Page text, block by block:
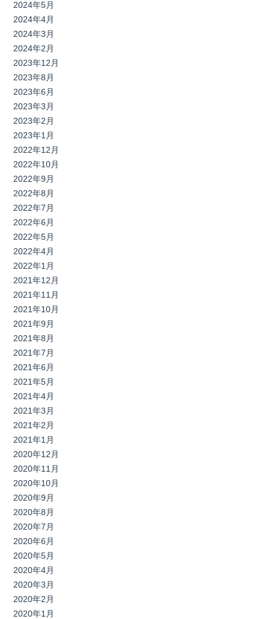
2024年5月
2024年4月
2024年3月
2024年2月
2023年12月
2023年8月
2023年6月
2023年3月
2023年2月
2023年1月
2022年12月
2022年10月
2022年9月
2022年8月
2022年7月
2022年6月
2022年5月
2022年4月
2022年1月
2021年12月
2021年11月
2021年10月
2021年9月
2021年8月
2021年7月
2021年6月
2021年5月
2021年4月
2021年3月
2021年2月
2021年1月
2020年12月
2020年11月
2020年10月
2020年9月
2020年8月
2020年7月
2020年6月
2020年5月
2020年4月
2020年3月
2020年2月
2020年1月